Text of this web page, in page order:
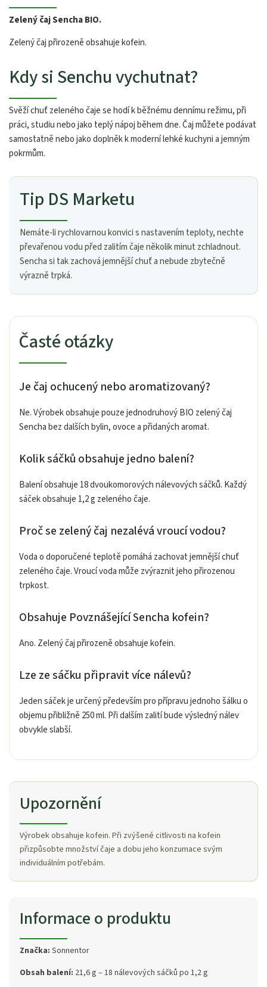
Zelený čaj Sencha BIO.
Zelený čaj přirozeně obsahuje kofein.
Kdy si Senchu vychutnat?
Svěží chuť zeleného čaje se hodí k běžnému dennímu režimu, při
práci, studiu nebo jako teplý nápoj během dne. Čaj můžete podávat
samostatně nebo jako doplněk k moderní lehké kuchyni a jemným
pokrmům.
Tip DS Marketu
Nemáte-li rychlovarnou konvici s nastavením teploty, nechte
převařenou vodu před zalitím čaje několik minut zchladnout.
Sencha si tak zachová jemnější chuť a nebude zbytečně
výrazně trpká.
Časté otázky
Je čaj ochucený nebo aromatizovaný?
Ne. Výrobek obsahuje pouze jednodruhový BIO zelený čaj
Sencha bez dalších bylin, ovoce a přidaných aromat.
Kolik sáčků obsahuje jedno balení?
Balení obsahuje 18 dvoukomorových nálevových sáčků. Každý
sáček obsahuje 1,2 g zeleného čaje.
Proč se zelený čaj nezalévá vroucí vodou?
Voda o doporučené teplotě pomáhá zachovat jemnější chuť
zeleného čaje. Vroucí voda může zvýraznit jeho přirozenou
trpkost.
Obsahuje Povznášející Sencha kofein?
Ano. Zelený čaj přirozeně obsahuje kofein.
Lze ze sáčku připravit více nálevů?
Jeden sáček je určený především pro přípravu jednoho šálku o
objemu přibližně 250 ml. Při dalším zalití bude výsledný nálev
obvykle slabší.
Upozornění
Výrobek obsahuje kofein. Při zvýšené citlivosti na kofein
přizpůsobte množství čaje a dobu jeho konzumace svým
individuálním potřebám.
Informace o produktu
Značka: Sonnentor
Obsah balení: 21,6 g – 18 nálevových sáčků po 1,2 g